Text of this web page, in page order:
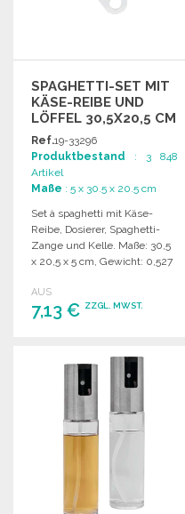
SPAGHETTI-SET MIT
KÄSE-REIBE UND
LÖFFEL 30,5X20,5 CM
ZU
GROSSHANDELSPREISEN
Ref.19-33296
Produktbestand : 3 848
Artikel
Maße : 5 x 30.5 x 20.5 cm
Set à spaghetti mit Käse-
Reibe, Dosierer, Spaghetti-
Zange und Kelle. Maße: 30,5
x 20,5 x 5 cm, Gewicht: 0,527
AUS
7,13 € ZZGL. MWST.
Angebot anfordern